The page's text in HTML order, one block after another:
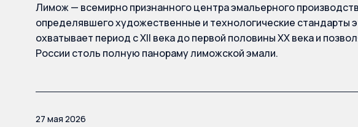
Лимож — всемирно признанного центра эмальерного
определявшего художественные и технологические стандарты
охватывает период с XII века до первой половины XX века и
России столь полную панораму лиможской эмали.
27 мая 2026